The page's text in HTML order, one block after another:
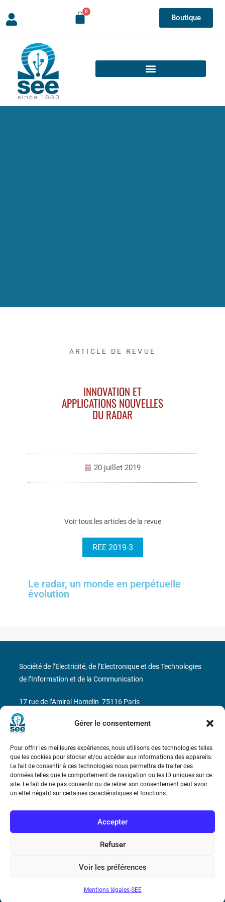
Gérer le consentement
Pour offrir les meilleures expériences, nous utilisons des technologies telles
que les cookies pour stocker et/ou accéder aux informations des appareils.
Le fait de consentir à ces technologies nous permettra de traiter des
données telles que le comportement de navigation ou les ID uniques sur ce
site. Le fait de ne pas consentir ou de retirer son consentement peut avoir
un effet négatif sur certaines caractéristiques et fonctions.
Accepter
Refuser
Voir les préférences
Mentions légales-SEE
Boutique
ARTICLE DE REVUE
INNOVATION ET
APPLICATIONS NOUVELLES
DU RADAR
20 juillet 2019
Voir tous les articles de la revue
REE 2019-3
Le radar, un monde en perpétuelle
évolution
Marie Ampère
Conditions Générales de Vente
Société de l’Electricité, de l’Electronique et des Technologies
de l’Information et de la Communication
17 rue de l’Amiral Hamelin 75116 Paris
Métro : « Boissière » Ligne 6 et « Iéna » Ligne 9
Téléphone : (+33) 1 56 90 37 17
N° de SIREN : 785 393 232, Code APE : 9412Z TVA intra-
communautaire : FR44 785 393 232